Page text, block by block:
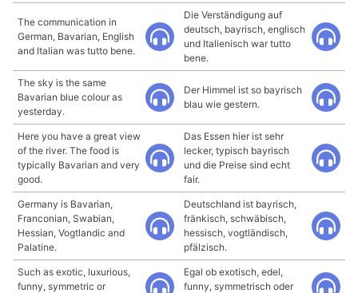
The communication in
German, Bavarian, English
and Italian was tutto bene.
Die Verständigung auf
deutsch, bayrisch, englisch
und Italienisch war tutto
bene.
The sky is the same
Bavarian blue colour as
yesterday.
Der Himmel ist so bayrisch
blau wie gestern.
Here you have a great view
of the river. The food is
typically Bavarian and very
good.
Das Essen hier ist sehr
lecker, typisch bayrisch
und die Preise sind echt
fair.
Germany is Bavarian,
Franconian, Swabian,
Hessian, Vogtlandic and
Palatine.
Deutschland ist bayrisch,
fränkisch, schwäbisch,
hessisch, vogtländisch,
pfälzisch.
Such as exotic, luxurious,
funny, symmetric or
Egal ob exotisch, edel,
funny, symmetrisch oder